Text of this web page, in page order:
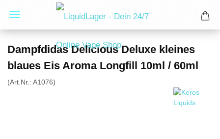
Dampfdidas Delicious Deluxe kleines
blaues Eis Aroma Longfill 10ml / 60ml
(Art.Nr.: A1076)